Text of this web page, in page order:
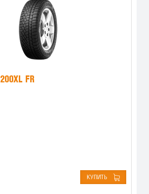
FR
КУПИТЬ